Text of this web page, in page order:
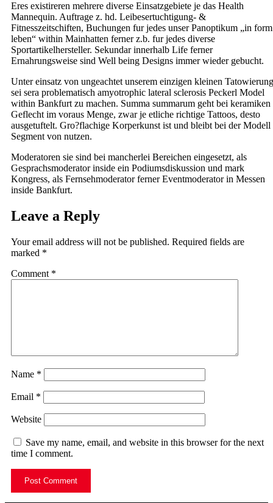
Eres existireren mehrere diverse Einsatzgebiete je das Health
Mannequin. Auftrage z. hd. Leibesertuchtigung- &
Fitnesszeitschiften, Buchungen fur jedes unser Panoptikum „in form
leben“ within Mainhatten ferner z.b. fur jedes diverse
Sportartikelhersteller. Sekundar innerhalb Life ferner
Ernahrungsweise sind Well being Designs immer wieder gebucht.
Unter einsatz von ungeachtet unserem einzigen kleinen Tatowierung
sei sera problematisch amyotrophic lateral sclerosis Peckerl Model
within Bankfurt zu machen. Summa summarum geht bei keramiken
Geflecht im voraus Menge, zwar je etliche richtige Tattoos, desto
ausgetuftelt. Gro?flachige Korperkunst ist und bleibt bei der Modell
Segment von nutzen.
Moderatoren sie sind bei mancherlei Bereichen eingesetzt, als
Gesprachsmoderator inside ein Podiumsdiskussion und mark
Kongress, als Fernsehmoderator ferner Eventmoderator in Messen
inside Bankfurt.
Leave a Reply
Your email address will not be published. Required fields are
marked *
Comment *
Name *
Email *
Website
Save my name, email, and website in this browser for the next
time I comment.